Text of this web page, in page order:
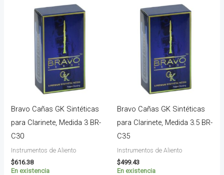
Bravo Cañas GK Sintéticas
para Clarinete, Medida 3 BR-
C30
Instrumentos de Aliento
$616.38
En existencia
Bravo Cañas GK Sintéticas
para Clarinete, Medida 3.5 BR-
C35
Instrumentos de Aliento
$499.43
En existencia